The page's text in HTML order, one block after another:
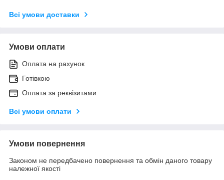
Всі умови доставки
Умови оплати
Оплата на рахунок
Готівкою
Оплата за реквізитами
Всі умови оплати
Умови повернення
Законом не передбачено повернення та обмін даного товару
належної якості